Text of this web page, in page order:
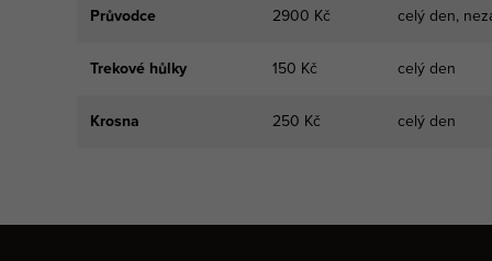
Průvodce 2900 Kč celý den,
Trekové hůlky 150 Kč celý den
Krosna 250 Kč celý den